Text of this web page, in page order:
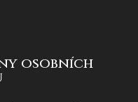
osobních